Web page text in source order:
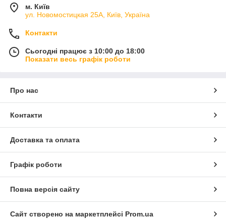
м. Київ
ул. Новомостицкая 25А, Київ, Україна
Контакти
Сьогодні працює з 10:00 до 18:00
Показати весь графік роботи
Про нас
Контакти
Доставка та оплата
Графік роботи
Повна версія сайту
Сайт створено на маркетплейсі Prom.ua